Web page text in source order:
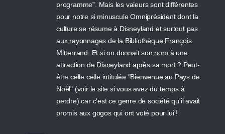
programme". Mais les valeurs sont différentes
pour notre si minuscule Omniprésident dont la
culture se résume à Disneyland et surtout pas
aux rayonnages de la Bibliothèque François
Mitterrand. Et si on donnait son nom à une
attraction de Disneyland après sa mort ? Peut-
être celle celle intitulée "Bienvenue au Pays de
Noël" (voir le site si vous avez du temps à
perdre) car c'est ce genre de société qu'il avait
promis aux gogos qui ont voté pour lui !